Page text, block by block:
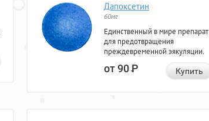
Дапоксетин
60мг
Единственный в мире препарат
для предотвращения
преждевременной эякуляции.
от 90Р Купить